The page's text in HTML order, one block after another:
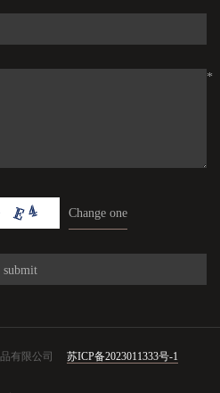
*
Change one
品有限公司 苏ICP备2023011333号-1